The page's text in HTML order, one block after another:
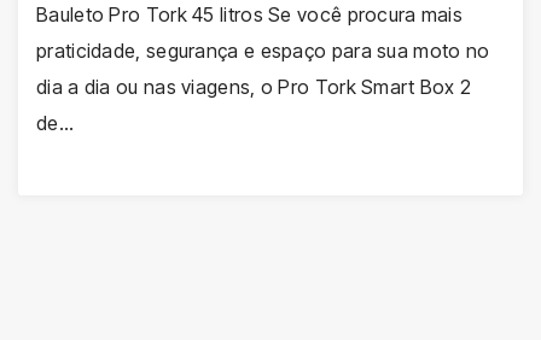
Bauleto Pro Tork 45 litros Se você procura mais
praticidade, segurança e espaço para sua moto no
dia a dia ou nas viagens, o Pro Tork Smart Box 2
de…